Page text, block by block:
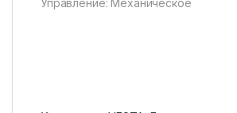
Управление: Механическое